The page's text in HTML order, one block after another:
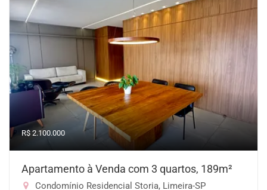
R$ 2.100.000
Apartamento à Venda com 3 quartos, 189m²
Condomínio Residencial Storia, Limeira-SP